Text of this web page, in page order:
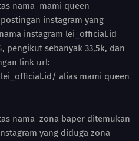
nama mami queen
instagram yang
instagram lei_official.id
pengikut sebanyak 33,5k, dan
link url:
alias mami queen
nama zona baper ditemukan
yang diduga zona